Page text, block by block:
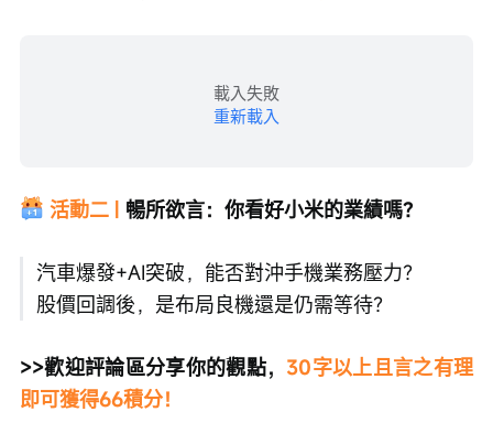
載入失敗
重新載入
活動二 | 暢所欲言：你看好小米的業績嗎？
汽車爆發+AI突破，能否對沖手機業務壓力？
股價回調後，是布局良機還是仍需等待？
>>歡迎評論區分享你的觀點， 30字以上且言之有理
即可獲得66積分！